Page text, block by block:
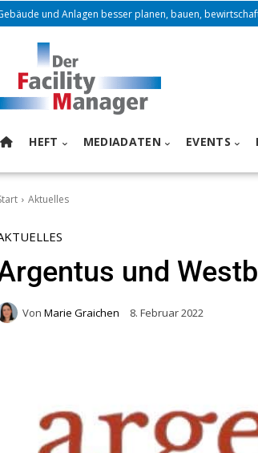
und Anlagen besser planen, bauen,
HEFT MEDIADATEN EVENTS
Aktuelles
und
Von Marie Graichen 8. Februar 2022